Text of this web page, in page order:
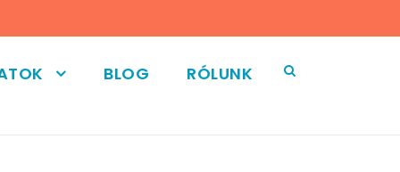
BLOG RÓLUNK